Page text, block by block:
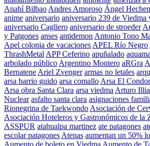
Anahí Bilbao Andres Amoroso Ángel
anime aniversario aniversario 239 de Viedma
aniversario Cagliero aniversario de stroeder
y Patgones anses antidemon Antonio Tono
Apel colonia de vacaciones APEL Río Negro
ThrashMetal APP Ceferino apuñalado
arbolado público Argentino Montero aRGra
Bernatene Ariel Zvenger armas no letales
arsa barrio guido arsa comallo Arsa El Condor
Arsa obra Santa Clara arsa viedma Arturo Illia
Nuclear asfalto santa clara asignaciones
Rionegrina de Taekwondo Asociación de
Asociación Hoteleros y Gastronómicos de la
ASSPUR atahualpa martinez ate patagones
escolar patagones Atenas aumentan un 50%
Aumento de boleto en Viedma Aumento de